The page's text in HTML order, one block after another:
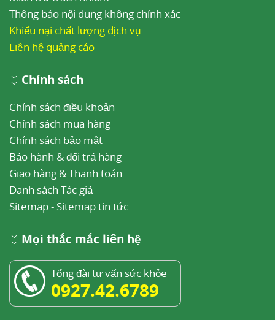
Thông báo nội dung không chính xác
Khiếu nại chất lượng dịch vụ
Liên hệ quảng cáo
Chính sách
Chính sách điều khoản
Chính sách mua hàng
Chính sách bảo mật
Bảo hành & đổi trả hàng
Giao hàng & Thanh toán
Danh sách Tác giả
Sitemap- Sitemap tin tức
Mọi thắc mắc liên hệ
Tổng đài tư vấn sức khỏe
0927.42.6789